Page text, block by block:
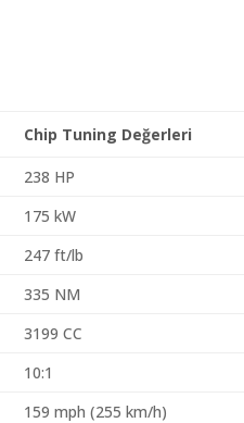
Chip Tuning Değerleri
238 HP
175 kW
247 ft/lb
335 NM
3199 CC
10:1
159 mph (255 km/h)